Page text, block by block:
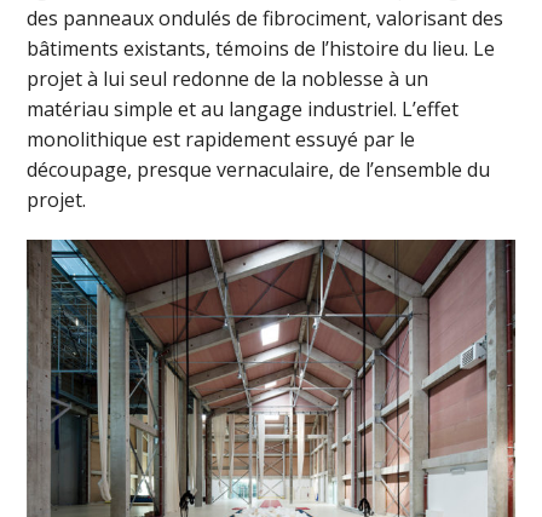
des panneaux ondulés de fibrociment, valorisant des
bâtiments existants, témoins de l’histoire du lieu. Le
projet à lui seul redonne de la noblesse à un
matériau simple et au langage industriel. L’effet
monolithique est rapidement essuyé par le
découpage, presque vernaculaire, de l’ensemble du
projet.